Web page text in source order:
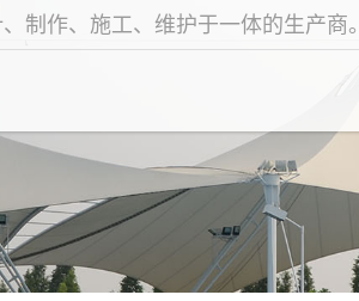
制作、施工、维护于一体的生产商。